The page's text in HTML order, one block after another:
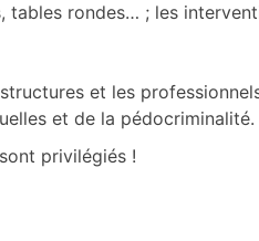
tables rondes… ; les
et les
et de la pédocriminalité.
privilégiés !